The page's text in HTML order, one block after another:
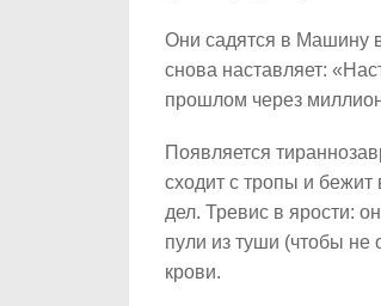
Они садятся в Машину
снова наставляет:
прошлом через
Появляется
сходит с тропы и
дел. Тревис в ярости:
пули из туши (чтобы не
крови.